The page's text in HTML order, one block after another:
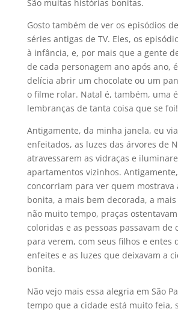
São muitas histórias bonitas.
Gosto também de ver os episódios
séries antigas de TV. Eles, os
à infância, e, por mais que a gente
de cada personagem ano após ano,
delícia abrir um chocolate ou um
o filme rolar. Natal é, também, uma
lembranças de tanta coisa que se foi!
Antigamente, da minha janela, eu
enfeitados, as luzes das árvores de
atravessarem as vidraças e
apartamentos vizinhos.
concorriam para ver quem mostrava
bonita, a mais bem decorada, a
não muito tempo, praças
coloridas e as pessoas passavam de
para verem, com seus filhos e entes
enfeites e as luzes que deixavam a
bonita.
Não vejo mais essa alegria em São
tempo que a cidade está muito feia,